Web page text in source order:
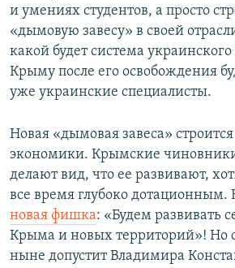
и умениях студентов, а просто
«дымовую завесу» в своей
какой будет система
Крыму после его освобождения
уже украинские специалисты.
Новая «дымовая завеса»
экономики. Крымские
делают вид, что ее развивают,
все время глубоко дотационным.
новая фишка: «Будем развивать
Крыма и новых территорий»! Но
ныне допустит Владимира